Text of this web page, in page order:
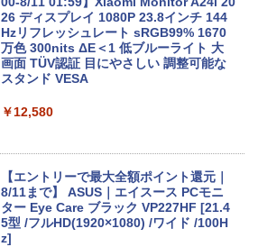
MVA85014) Core i5 1145G7 8GB 500G
B(SATA) DVD-ROM テンキーなし フルH
D(1920×1080）
￥66,800
/ Windows11/ 第10世代Core i7-10850H/
16GB (32GB選択可)/ NVMe 256GB-SSD
(512GB選択可)/ NVIDIA RTX 3000 カメ
ラ 無線Wi-Fi6 Office付き Win11中古ノ
ートパソコン 中古パソコン 中古PC即日
【★新品20％OFFクーポン】MINISFOR
UM M1 liteミニPC、インテル Core Ultra
5 125U、16GB+512GB/ベアボーンキッ
トPC、DDR5 SODIMM×2メモリ、PCIe
2、HDMI 2.1/DP 1.4/USB4、3画面出力
￥66,999
【★20％クーポン】MINISFORUM UM8
80 PlusミニPC AMD Ryzen 7 8845HS 1
26 ディスプレイ 1080P 23.8インチ 144
Hzリフレッシュレート sRGB99% 1670
万色 300nits ΔE＜1 低ブルーライト 大
画面 TÜV認証 目にやさしい 調整可能な
スタンド VESA
￥12,580
【エントリーで最大全額ポイント還元｜
8/11まで】 ASUS｜エイスース PCモニ
ター Eye Care ブラック VP227HF [21.4
5型 /フルHD(1920×1080) /ワイド /100H
z]